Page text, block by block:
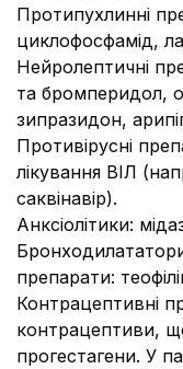
Протипухлинні
циклофосфамід,
Нейролептичні
та бромперидол,
зипразидон,
Противірусні
лікування ВІЛ
саквінавір).
Анксіолітики:
препарати:
Контрацептивні
контрацептиви,
прогестагени. У